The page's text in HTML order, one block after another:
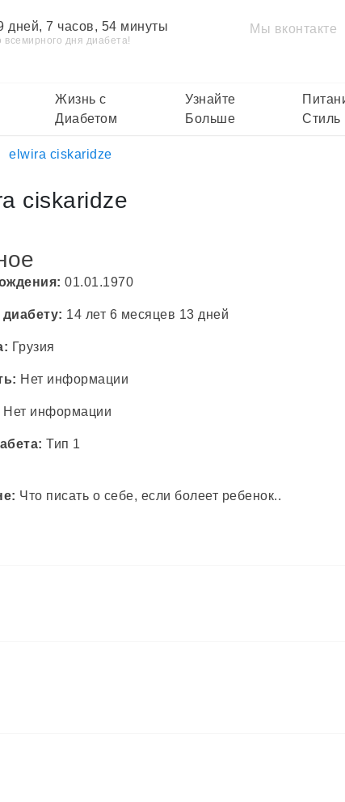
дней, 7 часов, 54 минуты
всемирного дня диабета!
Мы вконтакте
Жизнь с
Диабетом
Узнайте
Больше
Стиль
elwira ciskaridze
ciskaridze
01.01.1970
14 лет 6 месяцев 13 дней
Грузия
Нет информации
Нет информации
Тип 1
Что писать о себе, если болеет ребенок..